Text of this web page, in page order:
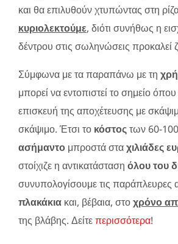
και θα επιλυθούν χτυπώντας στη
κυριολεκτούμε, διότι συνήθως η
δέντρου στις σωληνώσεις προκαλεί
Σύμφωνα με τα παραπάνω με τη
μπορεί να εντοπιστεί το σημείο όπου
επισκευή της αποχέτευσης με
σκάψιμο. Έτσι το κόστοςτων 60-
ασήμαντο μπροστά σταχιλιάδες
στοίχιζε η αντικατάσταση όλου του
συνυπολογίσουμε τις παράπλευρες
πλακάκια και, βέβαια, στοχρόνο
της βλάβης. Δείτεπερισσότερα!